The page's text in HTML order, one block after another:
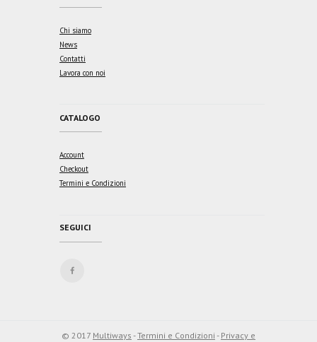
Chi siamo
News
Contatti
Lavora con noi
CATALOGO
Account
Checkout
Termini e Condizioni
SEGUICI
© 2017 Multiways -Termini e Condizioni - Privacy e